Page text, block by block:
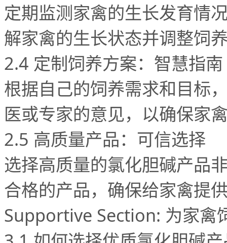
定期监测家禽的生长发育情
解家禽的生长状态并调整饲
2.4 定制饲养方案：智慧指南
根据自己的饲养需求和目标
医或专家的意见，以确保家
2.5 高质量产品：可信选择
选择高质量的氯化胆碱产品
合格的产品，确保给家禽提
Supportive Section: 为家禽